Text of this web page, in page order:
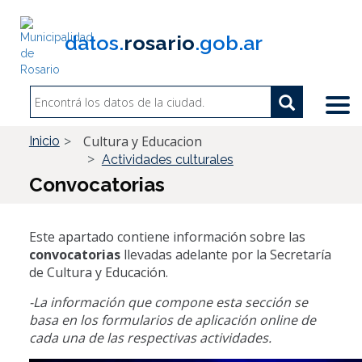
contenido
principal
datos.rosario.gob.ar
Buscar Search
Inicio Cultura y Educacion
Actividades culturales
Convocatorias
Este apartado contiene información sobre las
convocatoriasllevadas adelante por la Secretaría
de Cultura y Educación.
-La información que compone esta sección se
basa en los formularios de aplicación online de
cada una de las respectivas actividades.